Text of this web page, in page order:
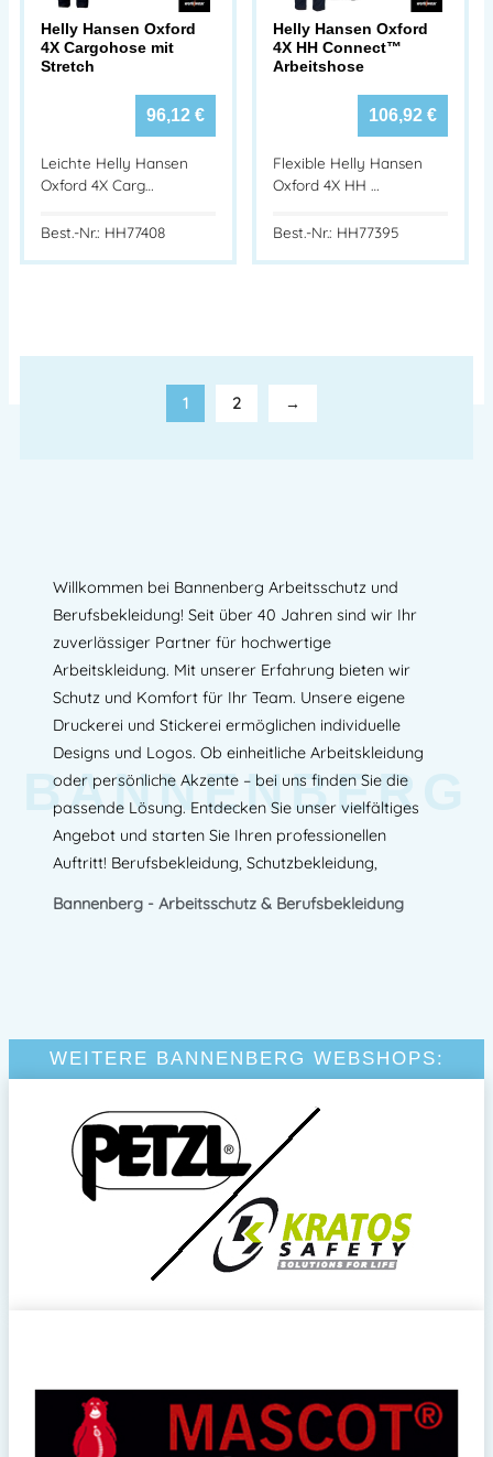
Helly Hansen Oxford
4X Cargohose mit
Stretch
96,12 €
Leichte Helly Hansen
Oxford 4X Carg…
Best.-Nr.: HH77408
Helly Hansen Oxford
4X HH Connect™
Arbeitshose
106,92 €
Flexible Helly Hansen
Oxford 4X HH …
Best.-Nr.: HH77395
1 2 →
Willkommen bei Bannenberg Arbeitsschutz und
Berufsbekleidung! Seit über 40 Jahren sind wir Ihr
zuverlässiger Partner für hochwertige
Arbeitskleidung. Mit unserer Erfahrung bieten wir
Schutz und Komfort für Ihr Team. Unsere eigene
Druckerei und Stickerei ermöglichen individuelle
Designs und Logos. Ob einheitliche Arbeitskleidung
oder persönliche Akzente – bei uns finden Sie die
passende Lösung. Entdecken Sie unser vielfältiges
Angebot und starten Sie Ihren professionellen
Auftritt! Berufsbekleidung, Schutzbekleidung,
Bannenberg - Arbeitsschutz & Berufsbekleidung
BANNENBERG
WEITERE BANNENBERG WEBSHOPS: